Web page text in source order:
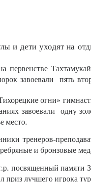
и дети уходят на
завоевали пять
огни»
завоевали одну
место.
тренеров-
и бронзовые
посвященный памяти
приз лучшего игрока